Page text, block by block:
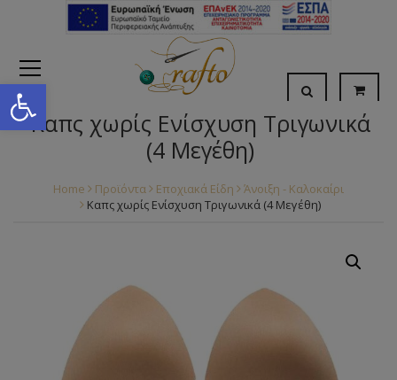
Open toolbar
Καπς χωρίς Ενίσχυση Τριγωνικά
(4 Μεγέθη)
Home Προϊόντα Εποχιακά Είδη
Άνοιξη - Καλοκαίρι
Καπς χωρίς Ενίσχυση Τριγωνικά (4 Μεγέθη)